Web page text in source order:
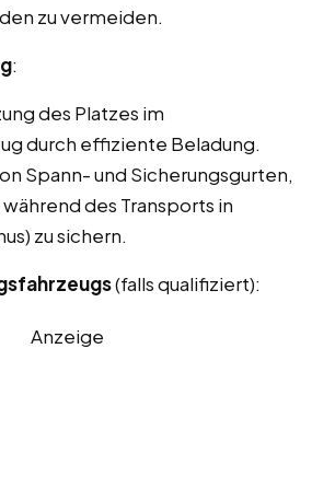
zu vermeiden.
:
des Platzes im
durch effiziente Beladung.
Spann- und Sicherungsgurten,
des Transports in
zu sichern.
(falls qualifiziert):
Anzeige